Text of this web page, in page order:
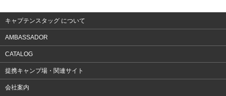
キャプテンスタッグ について
AMBASSADOR
CATALOG
提携キャンプ場・関連サイト
会社案内